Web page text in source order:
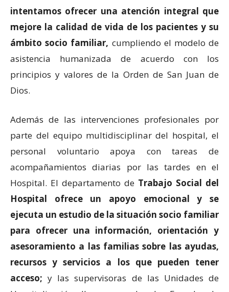
intentamos ofrecer una atención integral que
mejore la calidad de vida de los pacientes y su
ámbito socio familiar, cumpliendo el modelo de
asistencia humanizada de acuerdo con los
principios y valores de la Orden de San Juan de
Dios.
Además de las intervenciones profesionales por
parte del equipo multidisciplinar del hospital, el
personal voluntario apoya con tareas de
acompañamientos diarias por las tardes en el
Hospital. El departamento de Trabajo Social del
Hospital ofrece un apoyo emocional y se
ejecuta un estudio de la situación socio familiar
para ofrecer una información, orientación y
asesoramiento a las familias sobre las ayudas,
recursos y servicios a los que pueden tener
acceso; y las supervisoras de las Unidades de